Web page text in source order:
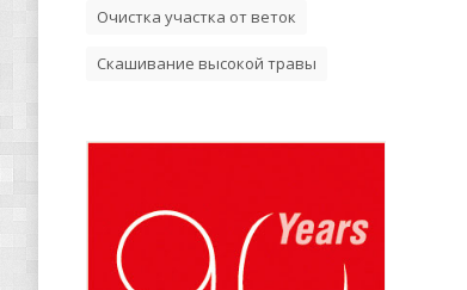
Очистка участка от веток
Скашивание высокой травы